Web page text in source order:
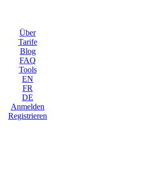
Über
Tarife
Blog
FAQ
Tools
EN
FR
DE
Anmelden
Registrieren